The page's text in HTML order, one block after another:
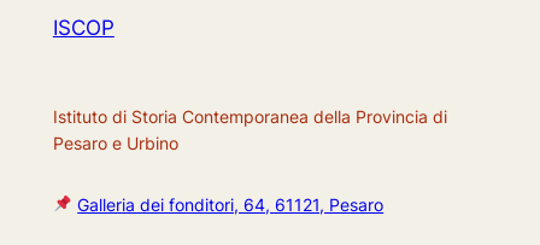
ISCOP
Istituto di Storia Contemporanea della Provincia di
Pesaro e Urbino
Galleria dei fonditori, 64, 61121, Pesaro